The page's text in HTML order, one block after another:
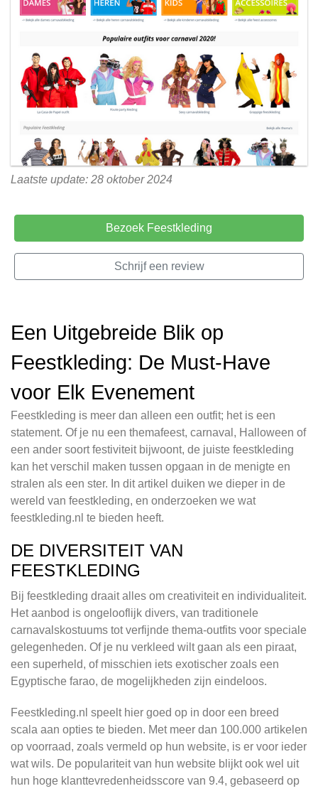
Laatste update: 28 oktober 2024
Bezoek Feestkleding
Schrijf een review
Een Uitgebreide Blik op
Feestkleding: De Must-Have
voor Elk Evenement
Feestkleding is meer dan alleen een outfit; het is een
statement. Of je nu een themafeest, carnaval, Halloween of
een ander soort festiviteit bijwoont, de juiste feestkleding
kan het verschil maken tussen opgaan in de menigte en
stralen als een ster. In dit artikel duiken we dieper in de
wereld van feestkleding, en onderzoeken we wat
feestkleding.nl te bieden heeft.
DE DIVERSITEIT VAN
FEESTKLEDING
Bij feestkleding draait alles om creativiteit en individualiteit.
Het aanbod is ongelooflijk divers, van traditionele
carnavalskostuums tot verfijnde thema-outfits voor speciale
gelegenheden. Of je nu verkleed wilt gaan als een piraat,
een superheld, of misschien iets exotischer zoals een
Egyptische farao, de mogelijkheden zijn eindeloos.
Feestkleding.nl speelt hier goed op in door een breed
scala aan opties te bieden. Met meer dan 100.000 artikelen
op voorraad, zoals vermeld op hun website, is er voor ieder
wat wils. De populariteit van hun website blijkt ook wel uit
hun hoge klanttevredenheidsscore van 9.4, gebaseerd op